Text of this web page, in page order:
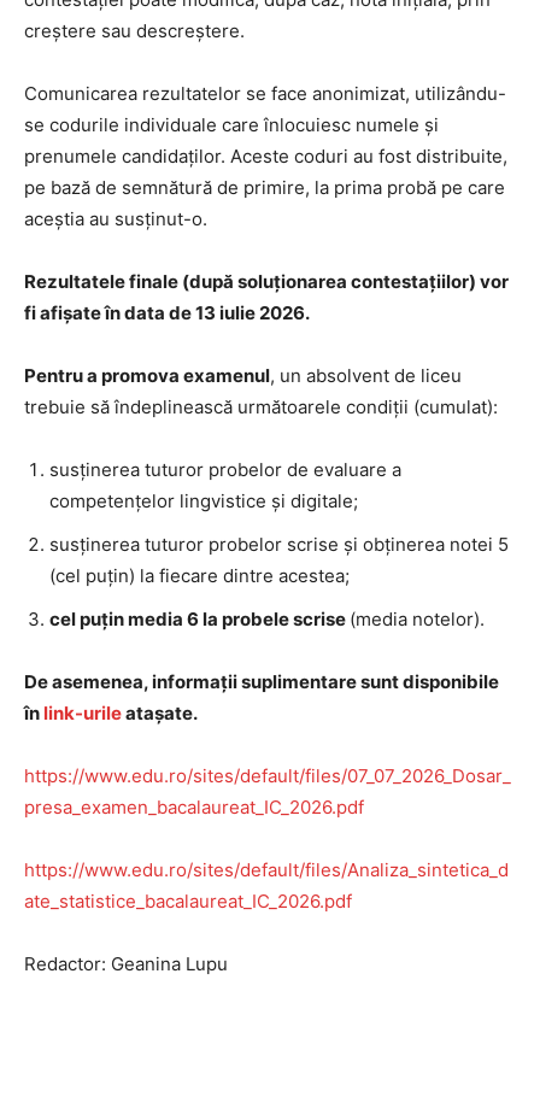
creștere sau descreștere.
Comunicarea rezultatelor se face anonimizat, utilizându-
se codurile individuale care înlocuiesc numele și
prenumele candidaților. Aceste coduri au fost distribuite,
pe bază de semnătură de primire, la prima probă pe care
aceștia au susținut-o.
Rezultatele finale (după soluționarea contestațiilor) vor
fi afișate în data de 13 iulie 2026.
Pentru a promova examenul, un absolvent de liceu
trebuie să îndeplinească următoarele condiții (cumulat):
susținerea tuturor probelor de evaluare a
competențelor lingvistice și digitale;
susținerea tuturor probelor scrise și obținerea notei 5
(cel puțin) la fiecare dintre acestea;
cel puțin media 6 la probele scrise (media notelor).
De asemenea, informații suplimentare sunt disponibile
în link-urileatașate.
https://www.edu.ro/sites/default/files/07_07_2026_Dosar_
presa_examen_bacalaureat_IC_2026.pdf
https://www.edu.ro/sites/default/files/Analiza_sintetica_d
ate_statistice_bacalaureat_IC_2026.pdf
Redactor: Geanina Lupu